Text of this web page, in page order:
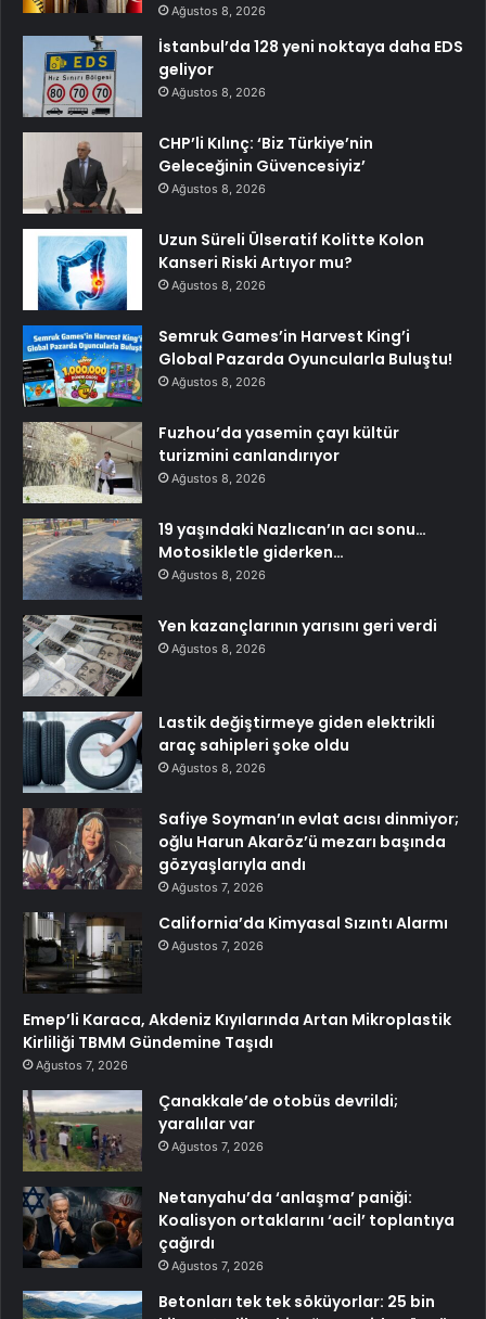
Ağustos 8, 2026
İstanbul’da 128 yeni noktaya daha EDS
geliyor
Ağustos 8, 2026
CHP’li Kılınç: ‘Biz Türkiye’nin
Geleceğinin Güvencesiyiz’
Ağustos 8, 2026
Uzun Süreli Ülseratif Kolitte Kolon
Kanseri Riski Artıyor mu?
Ağustos 8, 2026
Semruk Games’in Harvest King’i
Global Pazarda Oyuncularla Buluştu!
Ağustos 8, 2026
Fuzhou’da yasemin çayı kültür
turizmini canlandırıyor
Ağustos 8, 2026
19 yaşındaki Nazlıcan’ın acı sonu…
Motosikletle giderken…
Ağustos 8, 2026
Yen kazançlarının yarısını geri verdi
Ağustos 8, 2026
Lastik değiştirmeye giden elektrikli
araç sahipleri şoke oldu
Ağustos 8, 2026
Safiye Soyman’ın evlat acısı dinmiyor;
oğlu Harun Akaröz’ü mezarı başında
gözyaşlarıyla andı
Ağustos 7, 2026
California’da Kimyasal Sızıntı Alarmı
Ağustos 7, 2026
Emep’li Karaca, Akdeniz Kıyılarında Artan Mikroplastik
Kirliliği TBMM Gündemine Taşıdı
Ağustos 7, 2026
Çanakkale’de otobüs devrildi;
yaralılar var
Ağustos 7, 2026
Netanyahu’da ‘anlaşma’ paniği:
Koalisyon ortaklarını ‘acil’ toplantıya
çağırdı
Ağustos 7, 2026
Betonları tek tek söküyorlar: 25 bin